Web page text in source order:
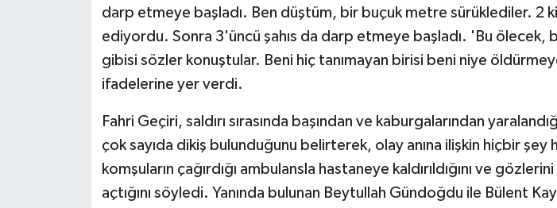
darp etmeye başladı. Ben düştüm, bir buçuk metre sürüklediler. 2
ediyordu. Sonra 3'üncü şahıs da darp etmeye başladı. 'Bu ölecek,
gibisi sözler konuştular. Beni hiç tanımayan birisi beni niye
ifadelerine yer verdi.
Fahri Geçiri, saldırı sırasında başından ve kaburgalarından
çok sayıda dikiş bulunduğunu belirterek, olay anına ilişkin hiçbir şey
komşuların çağırdığı ambulansla hastaneye kaldırıldığını ve
açtığını söyledi. Yanında bulunan Beytullah Gündoğdu ile Bülent